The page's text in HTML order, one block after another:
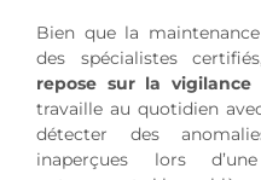
Bien que la
des spécialistes
repose sur la
travaille au quotidien
détecter des
inaperçues lors